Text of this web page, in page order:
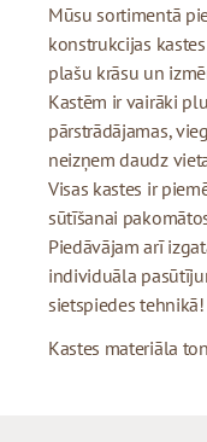
Mūsu sortimentā
konstrukcijas
plašu krāsu un
Kastēm ir vairāki
pārstrādājamas,
neizņem daudz
Visas kastes ir
sūtīšanai
Piedāvājam arī
individuāla
sietspiedes tehnikā!
Kastes materiāla